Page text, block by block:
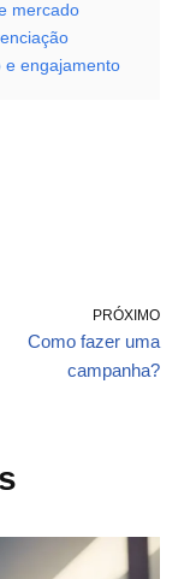
mercado
e engajamento
PRÓXIMO
Como fazer uma
campanha?